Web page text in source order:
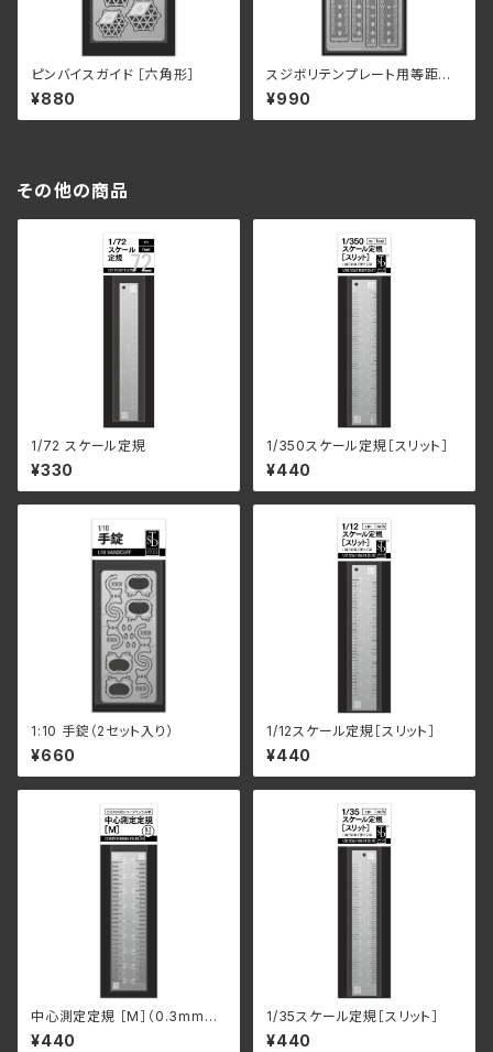
ピンバイスガイド ［六角形］
¥880
スジボリテンプレート用等距離
定規
¥990
その他の商品
1/72 スケール定規
¥330
1/350スケール定規［スリット］
¥440
1:10 手錠（2セット入り）
¥660
1/12スケール定規［スリット］
¥440
中心測定定規 ［M］（0.3mm芯
シャープペンシル用）
¥440
1/35スケール定規［スリット］
¥440